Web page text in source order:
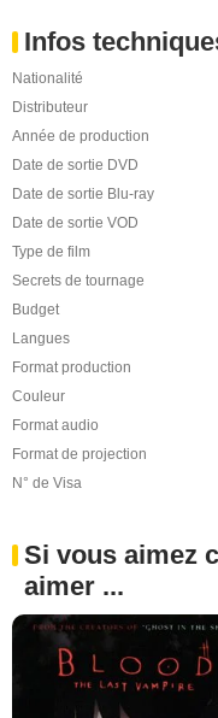
Infos
Nationalité
Distributeur
Année de production
Date de sortie DVD
Date de sortie Blu-ray
Date de sortie VOD
Type de film
Secrets de tournage
Budget
Langues
Format production
Couleur
Format audio
Format de projection
N° de Visa
Si vous aimez
aimer ...